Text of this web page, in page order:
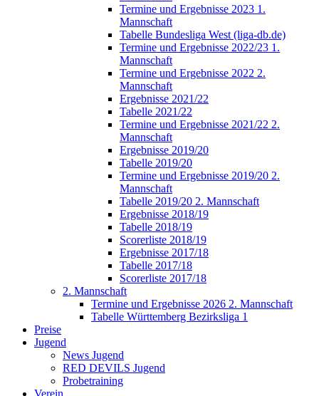
Termine und Ergebnisse 2023 1.
Mannschaft
Tabelle Bundesliga West (liga-db.de)
Termine und Ergebnisse 2022/23 1.
Mannschaft
Termine und Ergebnisse 2022 2.
Mannschaft
Ergebnisse 2021/22
Tabelle 2021/22
Termine und Ergebnisse 2021/22 2.
Mannschaft
Ergebnisse 2019/20
Tabelle 2019/20
Termine und Ergebnisse 2019/20 2.
Mannschaft
Tabelle 2019/20 2. Mannschaft
Ergebnisse 2018/19
Tabelle 2018/19
Scorerliste 2018/19
Ergebnisse 2017/18
Tabelle 2017/18
Scorerliste 2017/18
2. Mannschaft
Termine und Ergebnisse 2026 2. Mannschaft
Tabelle Württemberg Bezirksliga 1
Preise
Jugend
News Jugend
RED DEVILS Jugend
Probetraining
Verein